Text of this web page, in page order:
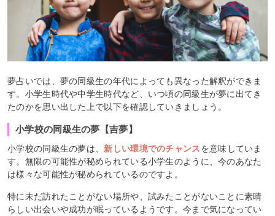
夢占いでは、夢の同級生の年代によっても異なった解釈ができま
す。小学生時代や中学生時代など、いつ頃の同級生が夢に出てき
たのかを思い出した上で以下を確認していきましょう。
小学校の同級生の夢【吉夢】
小学校の同級生の夢は、新しい環境でのチャンスを意味していま
す。無限の可能性が秘められている小学生のように、今のあなた
は様々な可能性が秘められているのですよ。
特に未だ訪れたことがない場所や、試みたことがないことに素晴
らしい出会いや成功が眠っているようです。今まで気になってい